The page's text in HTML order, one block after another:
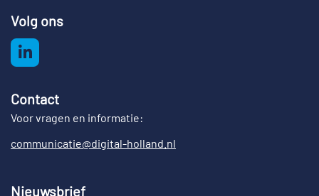
Volg ons
Contact
Voor vragen en informatie:
communicatie@digital-holland.nl
Nieuwsbrief